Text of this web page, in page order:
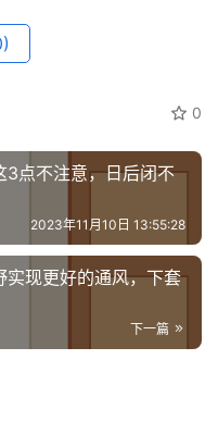
0
3点不注意，日后闭不
2023年11月10日 13:55:28
实现更好的通风，下套
下一篇